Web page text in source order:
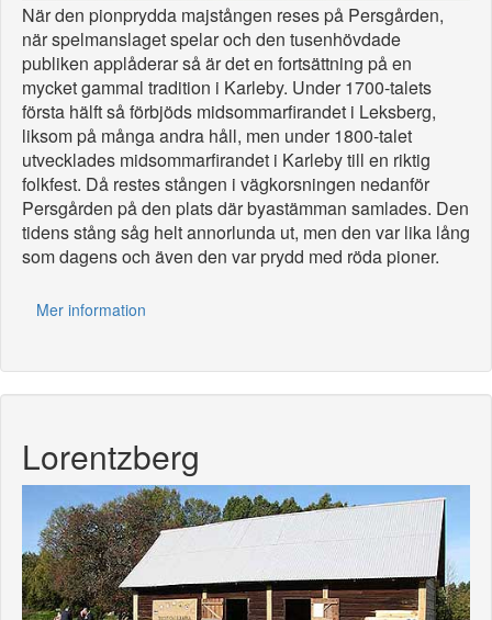
När den pionprydda majstången reses på Persgården,
när spelmanslaget spelar och den tusenhövdade
publiken applåderar så är det en fortsättning på en
mycket gammal tradition i Karleby. Under 1700-talets
första hälft så förbjöds midsommarfirandet i Leksberg,
liksom på många andra håll, men under 1800-talet
utvecklades midsommarfirandet i Karleby till en riktig
folkfest. Då restes stången i vägkorsningen nedanför
Persgården på den plats där byastämman samlades. Den
tidens stång såg helt annorlunda ut, men den var lika lång
som dagens och även den var prydd med röda pioner.
Mer information
Lorentzberg